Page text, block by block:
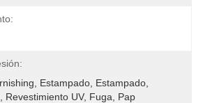
Estampado, Estampado,
Revestimiento UV, Fuga, Pap